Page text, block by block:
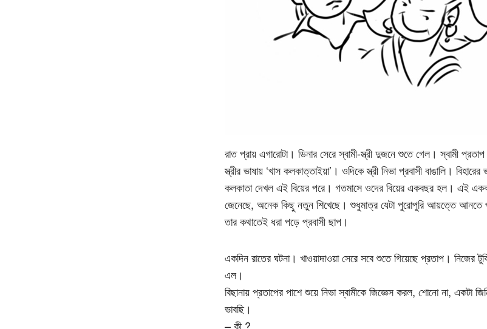
রাত প্রায় এগারোটা। ডিনার সেরে স্বামী-স্ত্রী দুজনে শুতে গেল। স্বামী
স্ত্রীর ভাষায় ‘খাস কলকাত্তাইয়া’। ওদিকে স্ত্রী নিভা প্রবাসী বাঙালি।
কলকাতা দেখল এই বিয়ের পরে। গতমাসে ওদের বিয়ের একবছর হল। এই
জেনেছে, অনেক কিছু নতুন শিখেছে। শুধুমাত্র যেটা পুরোপুরি আয়ত্তে আনতে
তার কথাতেই ধরা পড়ে প্রবাসী ছাপ।
একদিন রাতের ঘটনা। খাওয়াদাওয়া সেরে সবে শুতে গিয়েছে প্রতাপ। নিজের
এল।
বিছানায় প্রতাপের পাশে শুয়ে নিভা স্বামীকে জিজ্ঞেস করল, শোনো না, একটা
ভাবছি।
– কী ?